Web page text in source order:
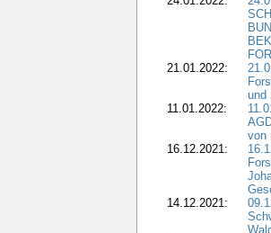
21.01.2022:
und
11.01.2022:
von
16.12.2021:
14.12.2021: